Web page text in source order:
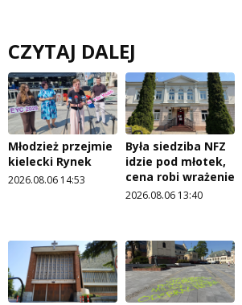
CZYTAJ DALEJ
Młodzież przejmie
kielecki Rynek
2026.08.06 14:53
Była siedziba NFZ
idzie pod młotek,
cena robi wrażenie
2026.08.06 13:40